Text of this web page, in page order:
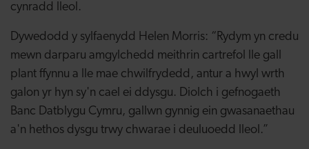
cynradd lleol.
Dywedodd y sylfaenydd Helen Morris: “Rydym yn credu
mewn darparu amgylchedd meithrin cartrefol lle gall
plant ffynnu a lle mae chwilfrydedd, antur a hwyl wrth
galon yr hyn sy'n cael ei ddysgu. Diolch i gefnogaeth
Banc Datblygu Cymru, gallwn gynnig ein gwasanaethau
a'n hethos dysgu trwy chwarae i deuluoedd lleol.”